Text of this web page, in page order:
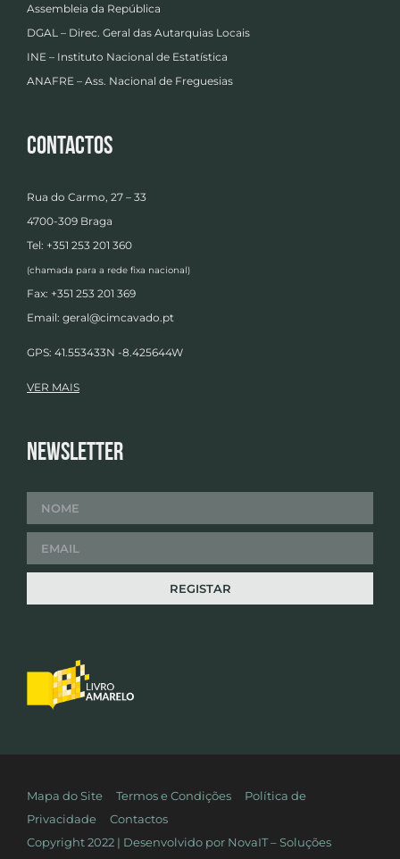
Assembleia da República
DGAL – Direc. Geral das Autarquias Locais
INE – Instituto Nacional de Estatística
ANAFRE – Ass. Nacional de Freguesias
Contactos
Rua do Carmo, 27 – 33
4700-309 Braga
Tel: +351 253 201 360
(chamada para a rede fixa nacional)
Fax: +351 253 201 369
Email: geral@cimcavado.pt
GPS: 41.553433N -8.425644W
VER MAIS
Newsletter
Mapa do Site Termos e Condições
Política de
Privacidade
Contactos
Copyright 2022 | Desenvolvido por NovaIT – Soluções